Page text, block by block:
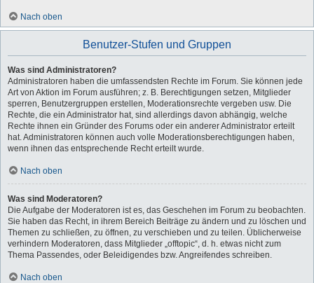
Nach oben
Benutzer-Stufen und Gruppen
Was sind Administratoren?
Administratoren haben die umfassendsten Rechte im Forum. Sie können jede
Art von Aktion im Forum ausführen; z. B. Berechtigungen setzen, Mitglieder
sperren, Benutzergruppen erstellen, Moderationsrechte vergeben usw. Die
Rechte, die ein Administrator hat, sind allerdings davon abhängig, welche
Rechte ihnen ein Gründer des Forums oder ein anderer Administrator erteilt
hat. Administratoren können auch volle Moderationsberechtigungen haben,
wenn ihnen das entsprechende Recht erteilt wurde.
Nach oben
Was sind Moderatoren?
Die Aufgabe der Moderatoren ist es, das Geschehen im Forum zu beobachten.
Sie haben das Recht, in ihrem Bereich Beiträge zu ändern und zu löschen und
Themen zu schließen, zu öffnen, zu verschieben und zu teilen. Üblicherweise
verhindern Moderatoren, dass Mitglieder „offtopic“, d. h. etwas nicht zum
Thema Passendes, oder Beleidigendes bzw. Angreifendes schreiben.
Nach oben